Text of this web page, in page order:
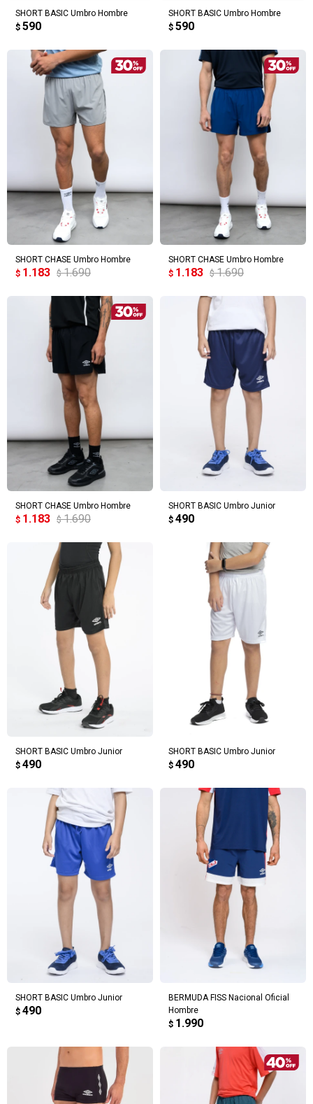
SHORT BASIC Umbro Hombre
$ 590
SHORT BASIC Umbro Hombre
$ 590
SHORT CHASE Umbro Hombre
$ 1.183 $ 1.690
SHORT CHASE Umbro Hombre
$ 1.183 $ 1.690
SHORT CHASE Umbro Hombre
$ 1.183 $ 1.690
SHORT BASIC Umbro Junior
$ 490
SHORT BASIC Umbro Junior
$ 490
SHORT BASIC Umbro Junior
$ 490
SHORT BASIC Umbro Junior
$ 490
BERMUDA FISS Nacional Oficial
Hombre
$ 1.990